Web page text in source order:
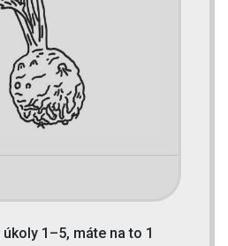
1–5, máte na to 1